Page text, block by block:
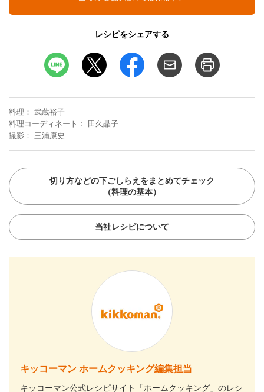
レシピをシェアする
料理
武蔵裕子
料理コーディネート
田久晶子
撮影
三浦康史
切り方などの下ごしらえをまとめてチェック
（料理の基本）
当社レシピについて
キッコーマン ホームクッキング編集担当
キッコーマン公式レシピサイト「ホームクッキング」のレシ